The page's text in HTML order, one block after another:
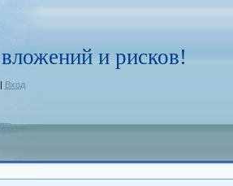
и рисков!
| Вход